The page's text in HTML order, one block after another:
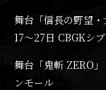
舞台「信長の野望
17〜27日 CBGKシブ
舞台「鬼斬 ZERO
ンモール